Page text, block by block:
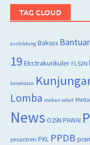
TAG CLOUD
ausbildung Baksos
19 Ekstrakurikuler FLS2N
kesehatan
Lomba makan sehat
News O2SN PAWAI
pesantren PKL PPDB